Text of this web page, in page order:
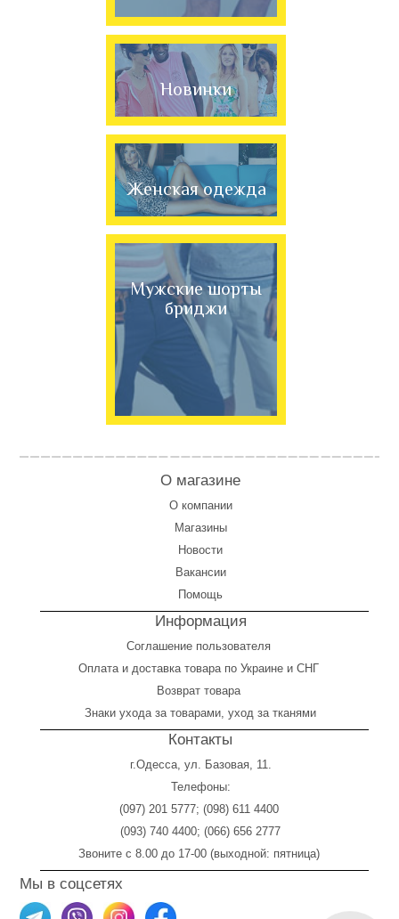
Новинки
Женская одежда
Мужские шорты
бриджи
О магазине
О компании
Магазины
Новости
Вакансии
Помощь
Информация
Соглашение пользователя
Оплатаи доставка товара по Украине и СНГ
Возврат товара
Знаки ухода за товарами, уход за тканями
Контакты
г.Одесса, ул. Базовая, 11.
Телефоны:
(097) 201 5777; (098) 611 4400
(093) 740 4400; (066) 656 2777
Звоните с 8.00 до 17-00 (выходной: пятница)
Мы в соцсетях